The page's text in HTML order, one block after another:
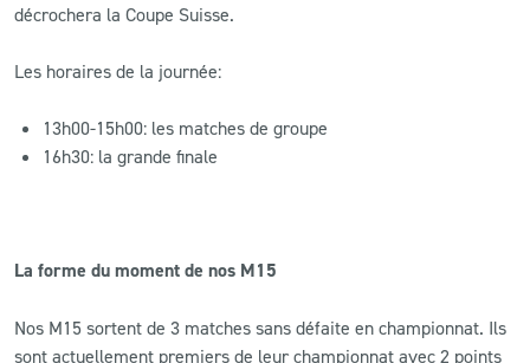
décrochera la Coupe Suisse.
Les horaires de la journée:
13h00-15h00: les matches de groupe
16h30: la grande finale
La forme du moment de nos M15
Nos M15 sortent de 3 matches sans défaite en championnat. Ils
sont actuellement premiers de leur championnat avec 2 points